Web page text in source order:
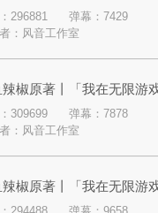
·第十七集·蜥蜴骨鞭（上
296881
弹幕：7429
： 风音工作室
椒原著丨「我在无限游
·第十六集·爱与欲望（下
309699
弹幕：7878
： 风音工作室
椒原著丨「我在无限游